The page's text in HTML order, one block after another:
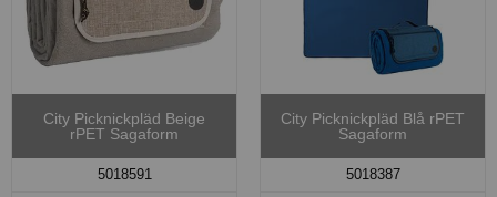
City Picknickpläd Beige
rPET Sagaform
5018591
City Picknickpläd Blå rPET
Sagaform
5018387